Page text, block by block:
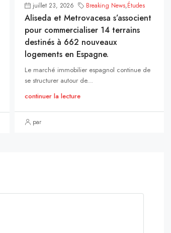
juillet 23, 2026 Breaking News,Études
Aliseda et Metrovacesa s’associent
pour commercialiser 14 terrains
destinés à 662 nouveaux
logements en Espagne.
Le marché immobilier espagnol continue de
se structurer autour de...
continuer la lecture
par